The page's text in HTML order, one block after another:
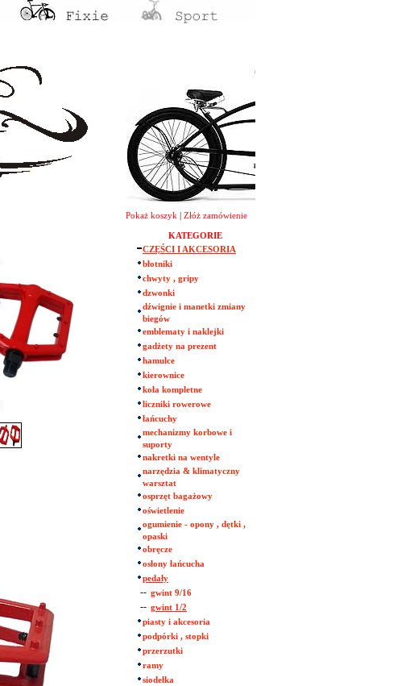
Pokaż koszyk Złóż zamówienie
KATEGORIE
CZĘŚCI I AKCESORIA
błotniki
chwyty , gripy
dzwonki
dźwignie i manetki zmiany
biegów
emblematy i naklejki
gadżety na prezent
hamulce
kierownice
koła kompletne
liczniki rowerowe
łańcuchy
mechanizmy korbowe i
suporty
nakretki na wentyle
narzędzia & klimatyczny
warsztat
osprzęt bagażowy
oświetlenie
ogumienie - opony , dętki ,
opaski
obręcze
osłony łańcucha
pedały
-- gwint 9/16
-- gwint 1/2
piasty i akcesoria
podpórki , stopki
przerzutki
ramy
siodełka